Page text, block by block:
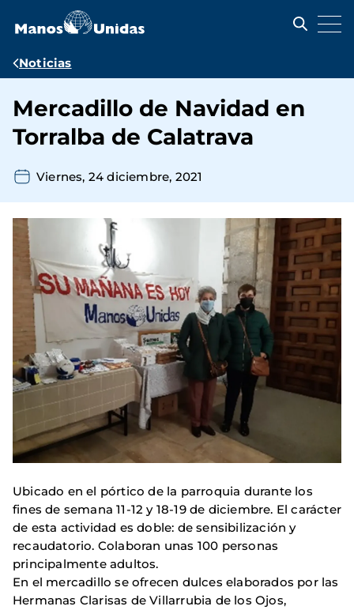
contenido
Ruta
navegación
Noticias
Mercadillo de Navidad en
Torralba de Calatrava
Viernes, 24 diciembre, 2021
Ubicado en el pórtico de la parroquia durante los
fines de semana 11-12 y 18-19 de diciembre. El carácter
de esta actividad es doble: de sensibilización y
recaudatorio. Colaboran unas 100 personas
principalmente adultos.
En el mercadillo se ofrecen dulces elaborados por las
Hermanas Clarisas de Villarrubia de los Ojos,